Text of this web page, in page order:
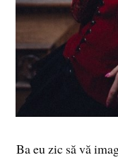
Ba eu zic să vă